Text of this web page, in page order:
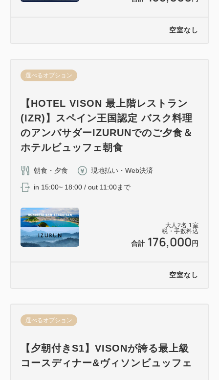
空室なし
大人 2名 1室
税・手数料込
合計 176,000 円
選べるオプション
【HOTEL VISON 最上階レストラン
(IZR)】スペイン王国認定 バスク料理
のアンバサダーIZURUNでのご夕食＆
ホテルビュッフェ朝食
朝食・夕食 現地払い・Web決済
in 15:00~ 18:00 / out 11:00まで
空室なし
選べるオプション
【夕朝付きS1】VISONが誇る最上級
コースディナー&ヴィソンビュッフェ